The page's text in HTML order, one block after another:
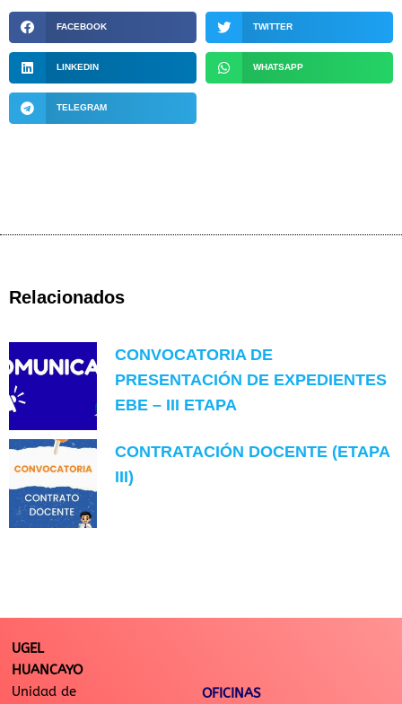
FACEBOOK TWITTER
LINKEDIN WHATSAPP
TELEGRAM
Relacionados
CONVOCATORIA DE
PRESENTACIÓN DE EXPEDIENTES
EBE – III ETAPA
CONTRATACIÓN DOCENTE (ETAPA
III)
UGEL
HUANCAYO
Unidad de
OFICINAS